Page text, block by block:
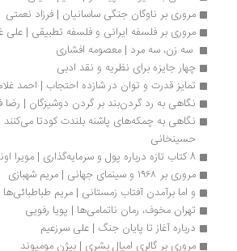
مروری بر ناوگان جنگی ساسانیان | فرزاد نعمتی
مروری بر فلسفه ایرانی و فلسفه تطبیقی | علی غزالی فر
سه زن، سه مرد | معصومه افشاری
چهار جایزه برای نظریه و نقد ادبی
تمایز قدرت و توان در شازده احتجاب | احمد غلامی
نگاهی به رد گردن‌بند بر گردن دوشیزگان | رضا فکری
حسینخانی
مروری بر ۱۹۶۸ و سینمای جهانی | مریم شهبازی
و اما برآمدن آفتاب زمستانی | مریم طباطبائی‌ها
تهران مخوف، رمان ناتمامی‌ها | پویا رفویی
درباره آغاز تا پایان جنگ | علی سرزعیم
مروری بر گالری امیال بشری | بیژن مومیوند